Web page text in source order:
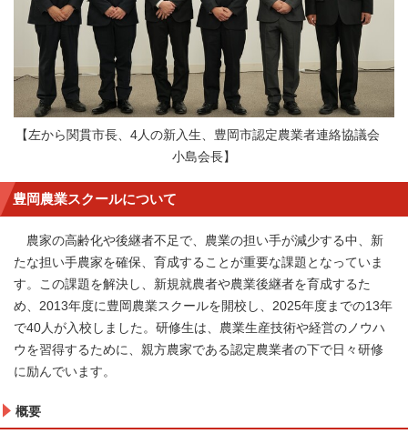
【左から関貫市長、4人の新入生、豊岡市認定農業者連絡協議会
小島会長】
豊岡農業スクールについて
農家の高齢化や後継者不足で、農業の担い手が減少する中、新
たな担い手農家を確保、育成することが重要な課題となっていま
す。この課題を解決し、新規就農者や農業後継者を育成するた
め、2013年度に豊岡農業スクールを開校し、2025年度までの13年
で40人が入校しました。研修生は、農業生産技術や経営のノウハ
ウを習得するために、親方農家である認定農業者の下で日々研修
に励んでいます。
概要